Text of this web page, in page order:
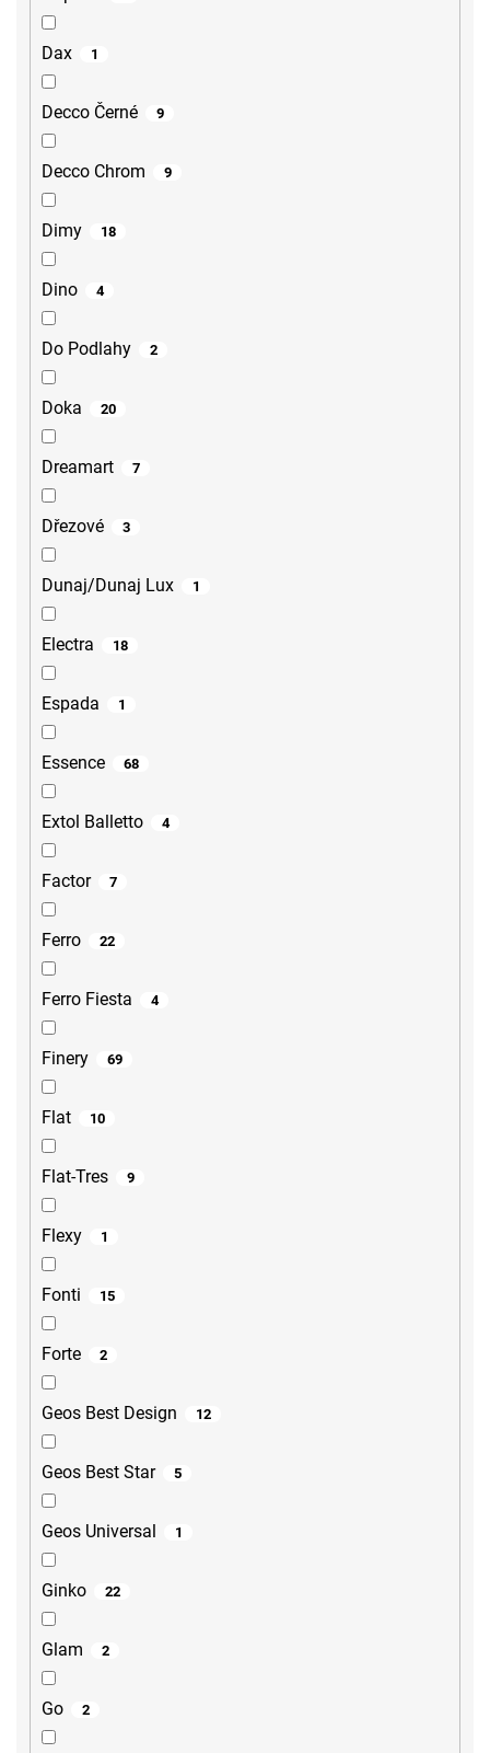
Dax 1
Decco Černé 9
Decco Chrom 9
Dimy 18
Dino 4
Do Podlahy 2
Doka 20
Dreamart 7
Dřezové 3
Dunaj/Dunaj Lux 1
Electra 18
Espada 1
Essence 68
Extol Balletto 4
Factor 7
Ferro 22
Ferro Fiesta 4
Finery 69
Flat 10
Flat-Tres 9
Flexy 1
Fonti 15
Forte 2
Geos Best Design 12
Geos Best Star 5
Geos Universal 1
Ginko 22
Glam 2
Go 2